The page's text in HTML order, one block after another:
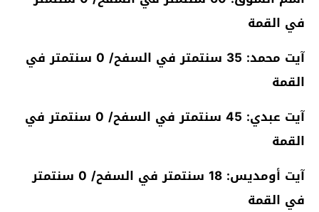
في القمة
آيت محمد: 35 سنتمتر في السفح/ 0 سنتمتر في
القمة
آيت عبدي: 45 سنتمتر في السفح/ 0 سنتمتر في
القمة
آيت أومديس: 18 سنتمتر في السفح/ 0 سنتمتر
في القمة